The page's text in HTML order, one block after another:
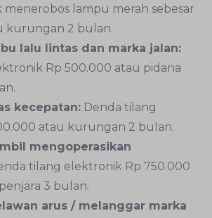
lampu merah sebesar
kurungan 2 bulan.
lalu lintas dan marka jalan:
Rp 500.000 atau pidana
kecepatan: Denda tilang
atau kurungan 2 bulan.
mengoperasikan
tilang elektronik Rp 750.000
3 bulan.
arus / melanggar marka